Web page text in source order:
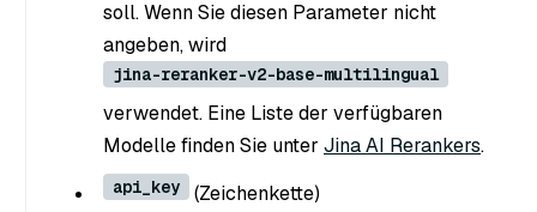
soll. Wenn Sie diesen Parameter nicht
angeben, wird
jina-reranker-v2-base-multilingual
verwendet. Eine Liste der verfügbaren
Modelle finden Sie unter Jina AI Rerankers.
api_key (Zeichenkette)